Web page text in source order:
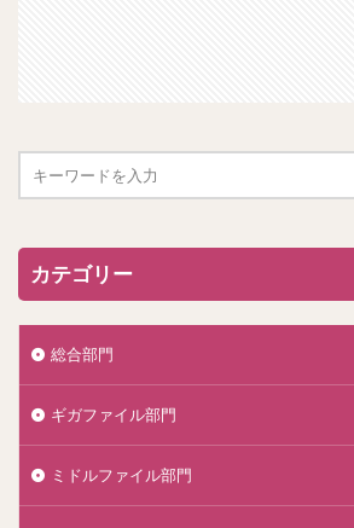
カテゴリー
総合部門
ギガファイル部門
ミドルファイル部門